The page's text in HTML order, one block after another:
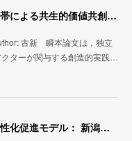
映画製作における多元的アクターの連帯による共生的価値共創：アクターネットワーク理論に基づく独立系映画製作の資源統合過程のエスノグラフィ
古新 瞬本論文は，独立
ターが関与する創造的実践…
持続可能な社会的発展のための地域活性化促進モデル： 新潟県湯沢町の住民主体の地域づくりの事例研究